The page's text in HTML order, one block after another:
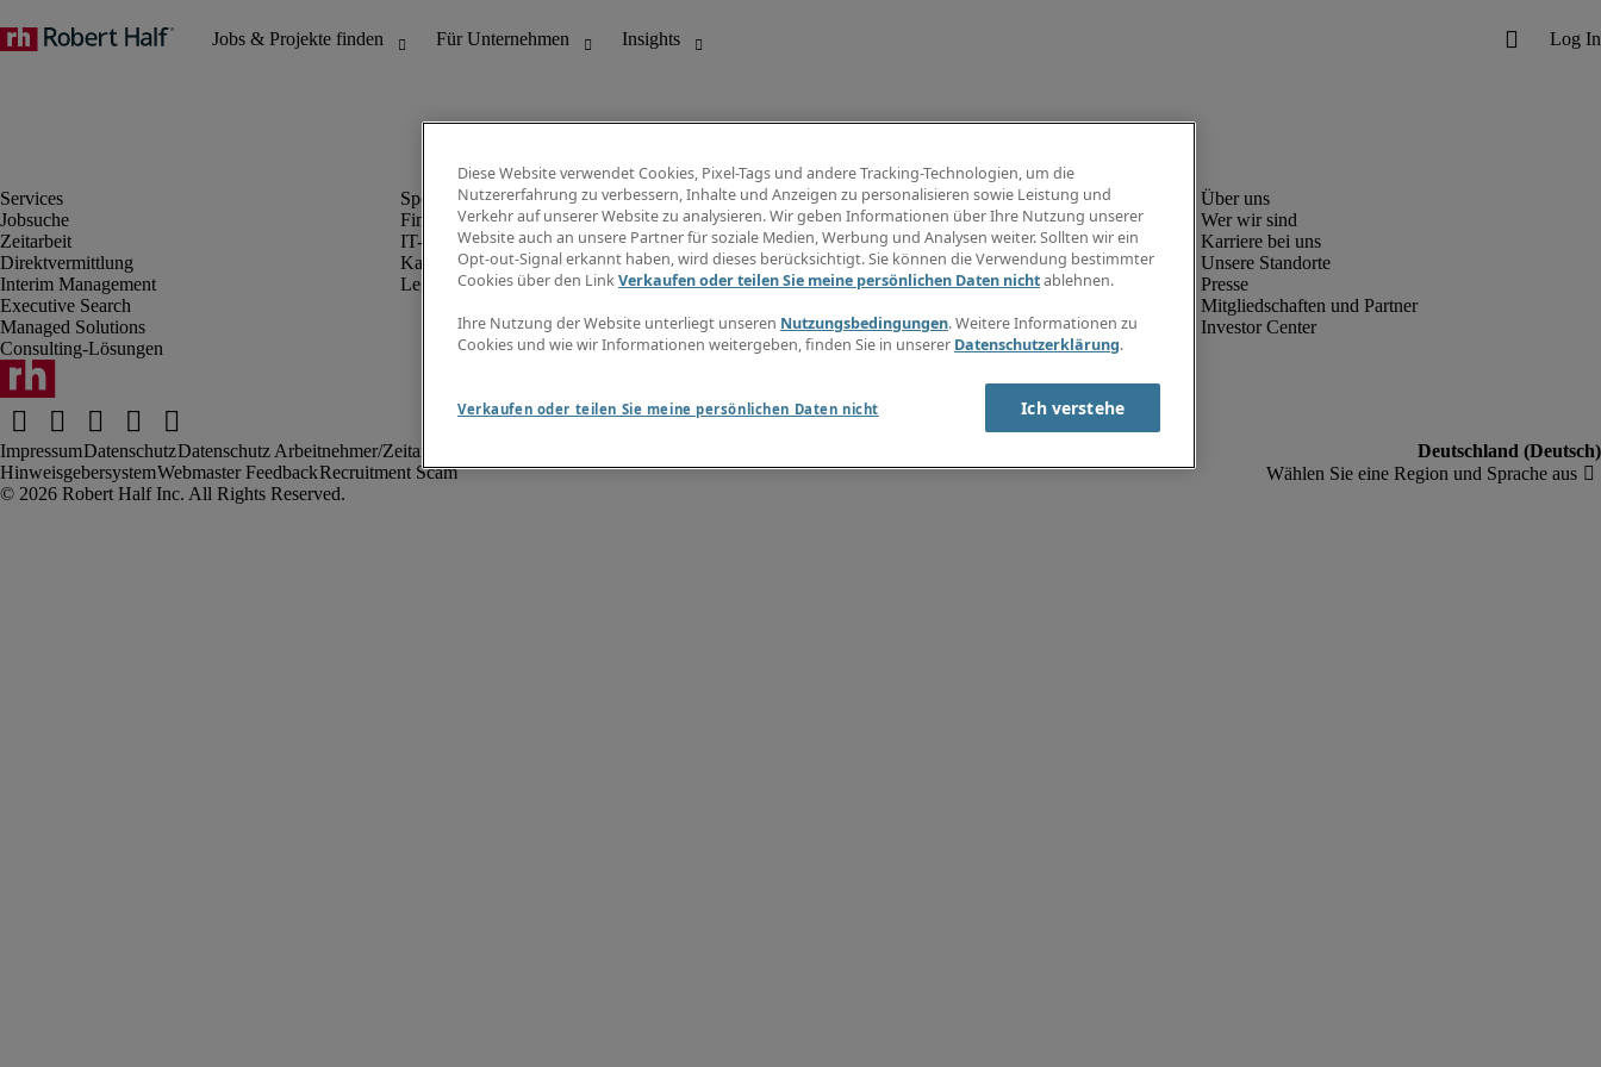
Jobsuche
Zeitarbeit
Direktvermittlung
Interim Management
Executive Search
Managed Solutions
Consulting-Lösungen
Finanz- & Rechnungswesen
IT-Bereich
Kaufmännischer Bereich
Legal
Info Center
Jobübersicht
Gehaltsübersicht
E-Learning
Wer wir sind
Karriere bei uns
Unsere Standorte
Presse
Mitgliedschaften und Partner
Investor Center
ImpressumDatenschutzDatenschutz Arbeitnehmer/Zeitarbeitskräfte
HinweisgebersystemWebmaster FeedbackRecruitment Scam
Diese Website verwendet Cookies, Pixel-Tags und andere Tracking-Technologien, um die
Nutzererfahrung zu verbessern, Inhalte und Anzeigen zu personalisieren sowie Leistung und
Verkehr auf unserer Website zu analysieren. Wir geben Informationen über Ihre Nutzung unserer
Website auch an unsere Partner für soziale Medien, Werbung und Analysen weiter. Sollten wir ein
Opt-out-Signal erkannt haben, wird dieses berücksichtigt. Sie können die Verwendung bestimmter
Cookies über den LinkVerkaufen oder teilen Sie meine persönlichen Daten nichtablehnen.
Ihre Nutzung der Website unterliegt unseren Nutzungsbedingungen. Weitere Informationen zu
Cookies und wie wir Informationen weitergeben, finden Sie in unserer Datenschutzerklärung.
Verkaufen oder teilen Sie meine persönlichen Daten nicht Ich verstehe